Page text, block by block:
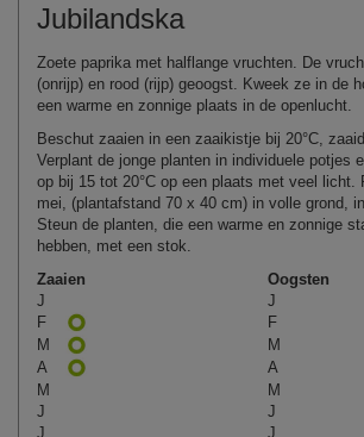
Jubilandska
Zoete paprika met halflange vruchten. De
(onrijp) en rood (rijp) geoogst. Kweek ze in de
een warme en zonnige plaats in de openlucht.
Beschut zaaien in een zaaikistje bij 20°C,
Verplant de jonge planten in individuele potjes
op bij 15 tot 20°C op een plaats met veel licht.
mei, (plantafstand 70 x 40 cm) in volle grond,
Steun de planten, die een warme en zonnige
hebben, met een stok.
Zaaien
Oogsten
J
J
F
F
M
M
A
A
M
M
J
J
J
J